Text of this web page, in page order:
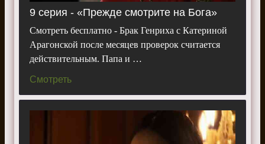
9 серия - «Прежде смотрите на Бога»
Смотреть бесплатно - Брак Генриха с Катериной
Арагонской после месяцев проверок считается
действительным. Папа и …
Смотреть